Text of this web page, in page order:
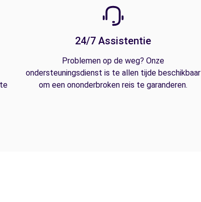
24/7 Assistentie
Problemen op de weg? Onze
ondersteuningsdienst is te allen tijde beschikbaar
om een ononderbroken reis te garanderen.